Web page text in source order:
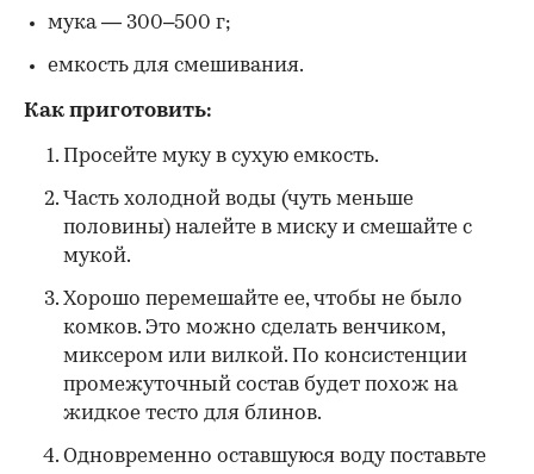
мука — 300–500 г;
емкость для смешивания.
Как приготовить:
Просейте муку в сухую емкость.
Часть холодной воды (чуть меньше
половины) налейте в миску и смешайте с
мукой.
Хорошо перемешайте ее, чтобы не было
комков. Это можно сделать венчиком,
миксером или вилкой. По консистенции
промежуточный состав будет похож на
жидкое тесто для блинов.
Одновременно оставшуюся воду поставьте